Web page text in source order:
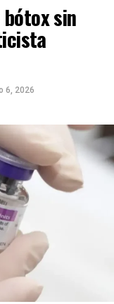
sin
6, 2026